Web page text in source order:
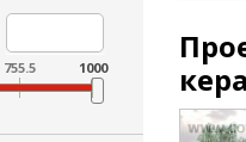
755.5 1000